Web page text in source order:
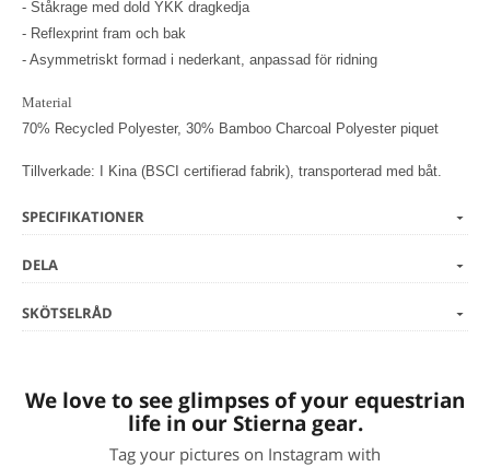
- Ståkrage med dold YKK dragkedja
- Reflexprint fram och bak
- Asymmetriskt formad i nederkant, anpassad för ridning
Material
70% Recycled Polyester, 30% Bamboo Charcoal Polyester piquet
Tillverkade: I Kina (BSCI certifierad fabrik), transporterad med båt.
SPECIFIKATIONER
DELA
SKÖTSELRÅD
We love to see glimpses of your equestrian
life in our Stierna gear.
Tag your pictures on Instagram with